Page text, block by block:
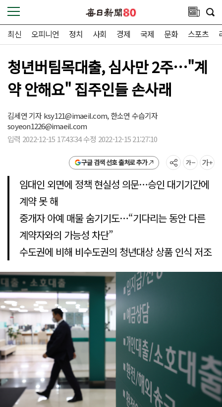
최신 오피니언 정치 사회 경제 국제 문화 스포츠
청년버팀목대출, 심사만 2주…"계
약 안해요" 집주인들 손사래
김세연 기자ksy121@imaeil.com,한소연 수습기자
soyeon1226@imaeil.com
입력 2022-12-15 17:43:34 수정 2022-12-15 21:27:10
구글 검색 선호 출처로 추가
임대인 외면에 정책 현실성 의문…승인 대기기간에
계약 못 해
중개자 아예 매물 숨기기도…“기다리는 동안 다른
계약자와의 가능성 차단”
수도권에 비해 비수도권의 청년대상 상품 인식 저조